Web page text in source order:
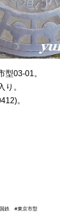
03-01。
り。
。
鉄 #東京市型